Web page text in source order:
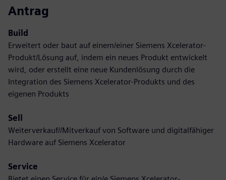
Antrag
Build
Erweitert oder baut auf einem/einer Siemens Xcelerator-
Produkt/Lösung auf, indem ein neues Produkt entwickelt
wird, oder erstellt eine neue Kundenlösung durch die
Integration des Siemens Xcelerator-Produkts und des
eigenen Produkts
Sell
Weiterverkauf//Mitverkauf von Software und digitalfähiger
Hardware auf Siemens Xcelerator
Service